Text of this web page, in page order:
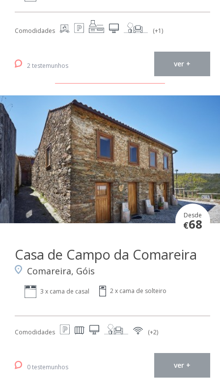
Comodidades (+1)
2 testemunhos ver +
Desde
€68
Casa de Campo da Comareira
Comareira, Góis
3 x cama de casal 2 x cama de solteiro
Comodidades (+2)
0 testemunhos ver +